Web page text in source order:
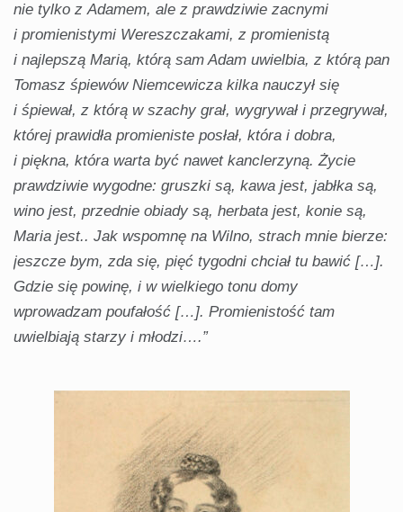
nie tylko z Adamem, ale z prawdziwie zacnymi
i promienistymi Wereszczakami, z promienistą
i najlepszą Marią, którą sam Adam uwielbia, z którą pan
Tomasz śpiewów Niemcewicza kilka nauczył się
i śpiewał, z którą w szachy grał, wygrywał i przegrywał,
której prawidła promieniste posłał, która i dobra,
i piękna, która warta być nawet kanclerzyną. Życie
prawdziwie wygodne: gruszki są, kawa jest, jabłka są,
wino jest, przednie obiady są, herbata jest, konie są,
Maria jest.. Jak wspomnę na Wilno, strach mnie bierze:
jeszcze bym, zda się, pięć tygodni chciał tu bawić […].
Gdzie się powinę, i w wielkiego tonu domy
wprowadzam poufałość […]. Promienistość tam
uwielbiają starzy i młodzi….”